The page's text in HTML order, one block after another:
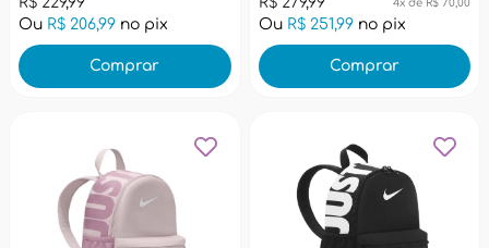
Ou R$ 206,99 no pix
Comprar
4x de R$ 70,00
Ou R$ 251,99no pix
Comprar